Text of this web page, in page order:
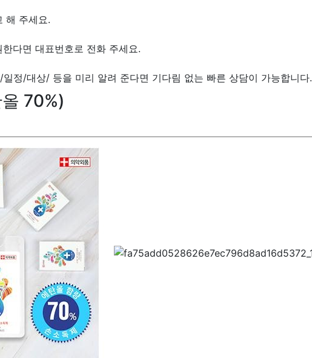
해 주세요.
다면 대표번호로 전화 주세요.
정/대상/ 등을 미리 알려 준다면 기다림 없는 빠른 상담이 가능합니다.
70%)